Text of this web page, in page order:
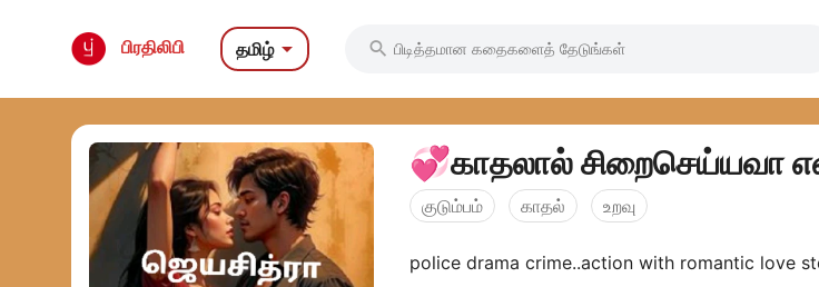
பிரதிலிபி தமிழ் 
💞காதலால் சிறைசெய்யவா
குடும்பம் காதல் உறவு
police drama crime..action with